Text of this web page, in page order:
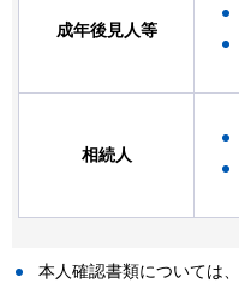
成年後見人等
相続人
本人確認書類については、